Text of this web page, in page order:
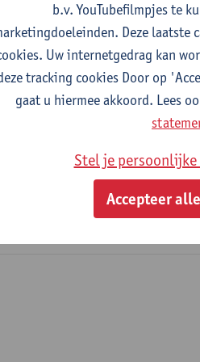
Translationele
Statuut & functies
emeritus occasionele opdracht
b.v. YouTubefilmpjes te
Deze laatste
Uw internetgedrag kan
tracking cookies Door op
gaat u hiermee akkoord. Lees
Stel je
Accepteer